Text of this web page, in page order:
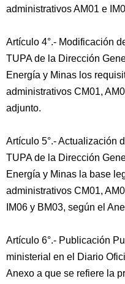
administrativos AM01 e
Artículo 4°.- Modificación
TUPA de la Dirección
Energía y Minas los
administrativos CM01,
adjunto.
Artículo 5°.- Actualización
TUPA de la Dirección
Energía y Minas la base
administrativos CM01,
IM06 y BM03, según el
Artículo 6°.- Publicación
ministerial en el Diario
Anexo a que se refiere la